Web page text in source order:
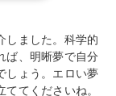
しました。科学的
ば、明晰夢で自分
しょう。エロい夢
てくださいね。